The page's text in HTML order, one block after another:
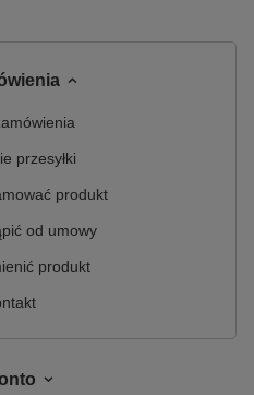
przesyłki
produkt
od umowy
produkt